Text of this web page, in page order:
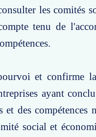
les comités
tenu de
et confirme
ayant
des compétences
social et